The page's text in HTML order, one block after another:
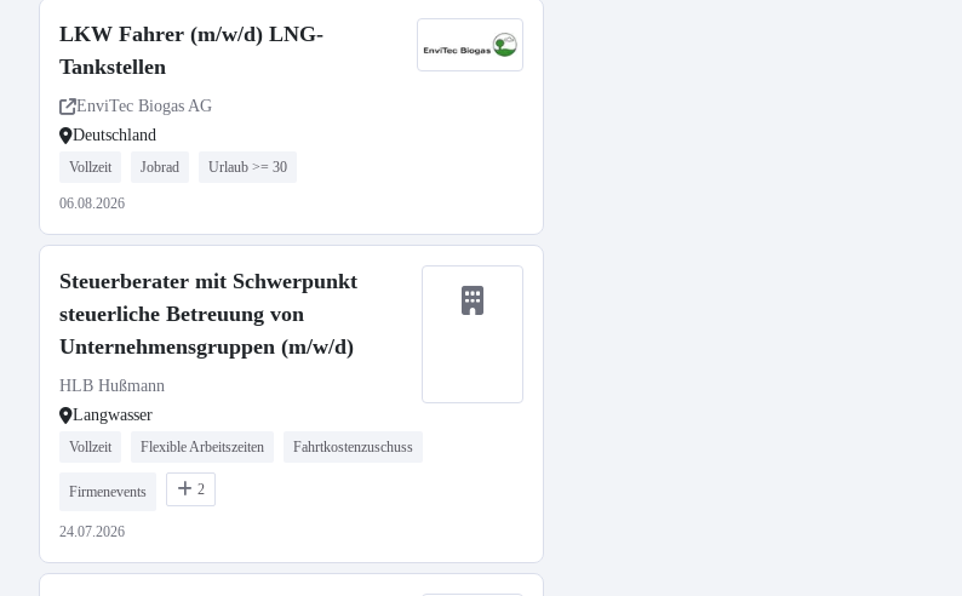
LKW Fahrer (m/w/d) LNG-
Tankstellen
EnviTec Biogas AG
Deutschland
Vollzeit Jobrad Urlaub >= 30
06.08.2026
Steuerberater mit Schwerpunkt
steuerliche Betreuung von
Unternehmensgruppen (m/w/d)
HLB Hußmann
Langwasser
Vollzeit Flexible Arbeitszeiten Fahrtkostenzuschuss
Firmenevents 2
24.07.2026